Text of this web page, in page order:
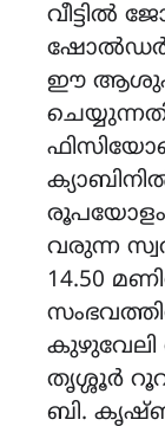
വീട്ടിൽ
ഷോൽഡർ
ഈ
രൂപയോളം
വരുന്ന
14.50
കുഴുവേലി
തൃശ്ശൂർ
ബി.